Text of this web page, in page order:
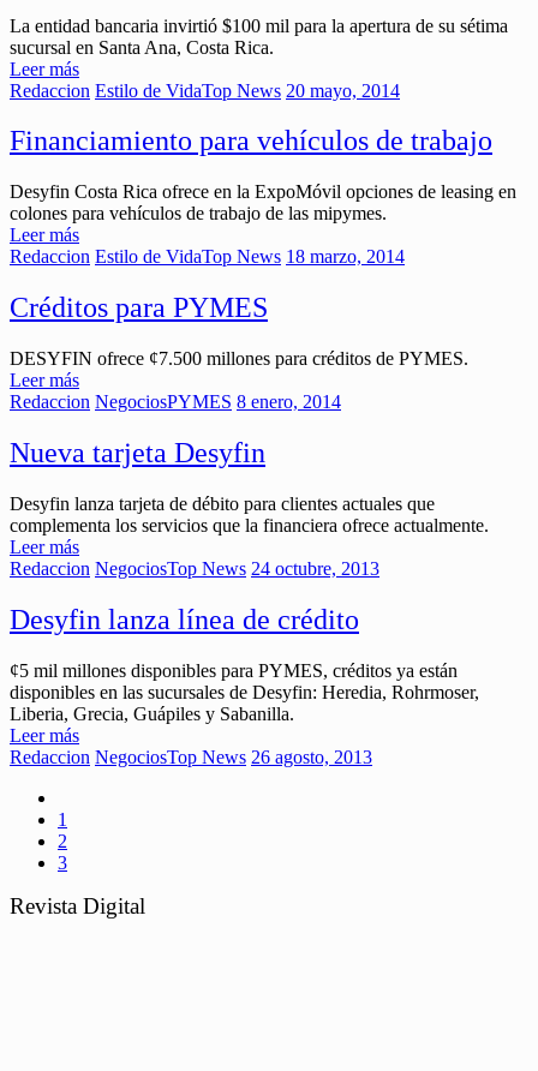
La entidad bancaria invirtió $100 mil para la apertura de su sétima
sucursal en Santa Ana, Costa Rica.
Leer más
Redaccion Estilo de VidaTop News 20 mayo, 2014
Financiamiento para vehículos de trabajo
Desyfin Costa Rica ofrece en la ExpoMóvil opciones de leasing en
colones para vehículos de trabajo de las mipymes.
Leer más
Redaccion Estilo de VidaTop News 18 marzo, 2014
Créditos para PYMES
DESYFIN ofrece ¢7.500 millones para créditos de PYMES.
Leer más
Redaccion NegociosPYMES 8 enero, 2014
Nueva tarjeta Desyfin
Desyfin lanza tarjeta de débito para clientes actuales que
complementa los servicios que la financiera ofrece actualmente.
Leer más
Redaccion NegociosTop News 24 octubre, 2013
Desyfin lanza línea de crédito
¢5 mil millones disponibles para PYMES, créditos ya están
disponibles en las sucursales de Desyfin: Heredia, Rohrmoser,
Liberia, Grecia, Guápiles y Sabanilla.
Leer más
Redaccion NegociosTop News 26 agosto, 2013
1
2
3
Revista Digital